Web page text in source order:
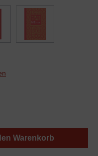
5 Sternen
Warenkorb